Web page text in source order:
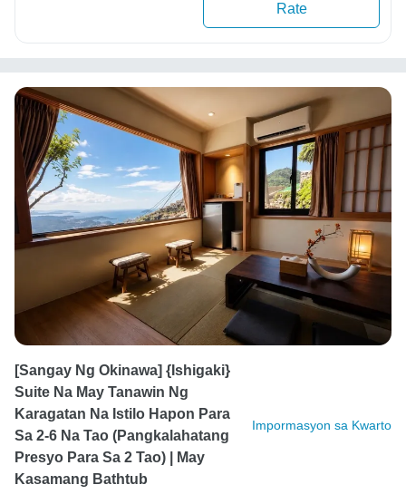
Rate
[Sangay Ng Okinawa] {Ishigaki}
Suite Na May Tanawin Ng
Karagatan Na Istilo Hapon Para
Sa 2-6 Na Tao (Pangkalahatang
Presyo Para Sa 2 Tao) | May
Kasamang Bathtub
Impormasyon sa Kwarto